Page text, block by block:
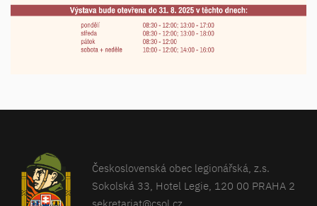
Československá obec legionářská, z.s.
Sokolská 33, Hotel Legie, 120 00 PRAHA 2